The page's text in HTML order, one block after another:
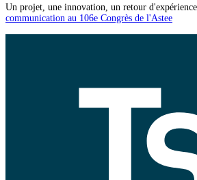
Un projet, une innovation, un retour
communication au 106e Congrès de l'Astee